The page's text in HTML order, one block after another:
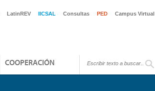
LatinREV IICSAL Consultas PED Campus Virtual
COOPERACIÓN